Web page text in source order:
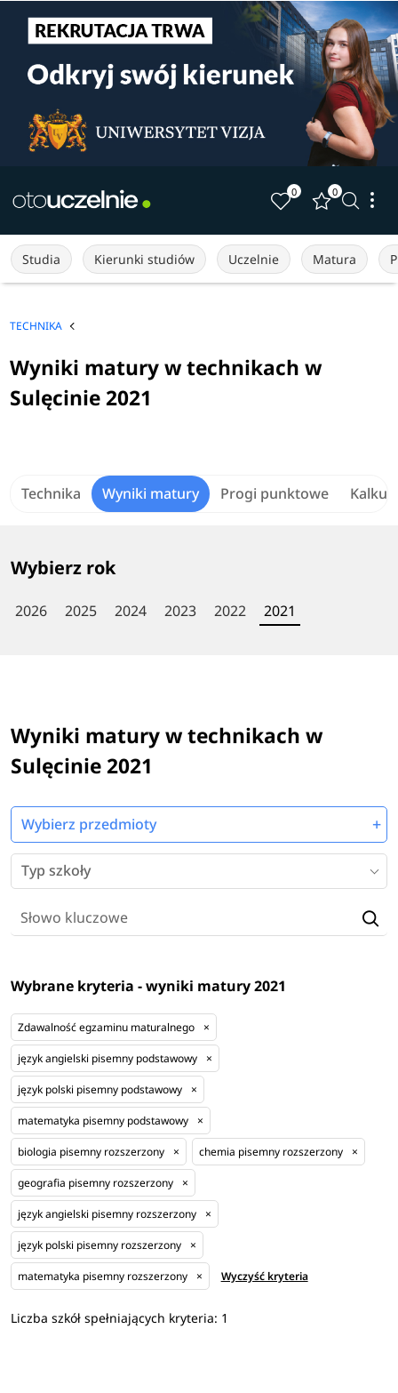
0 0
Studia Kierunki studiów Uczelnie Matura
TECHNIKA
Wyniki matury w technikach w
Sulęcinie 2021
Technika Wyniki matury Progi punktowe
Wybierz rok
2026 2025 2024 2023 2022 2021
Wyniki matury w technikach w
Sulęcinie 2021
Wybierz przedmioty
Typ szkoły
Wybrane kryteria - wyniki matury 2021
Zdawalność egzaminu maturalnego ×
język angielski pisemny podstawowy ×
język polski pisemny podstawowy ×
matematyka pisemny podstawowy ×
biologia pisemny rozszerzony × chemia pisemny rozszerzony ×
geografia pisemny rozszerzony ×
język angielski pisemny rozszerzony ×
język polski pisemny rozszerzony ×
matematyka pisemny rozszerzony × Wyczyść kryteria
Liczba szkół spełniających kryteria: 1